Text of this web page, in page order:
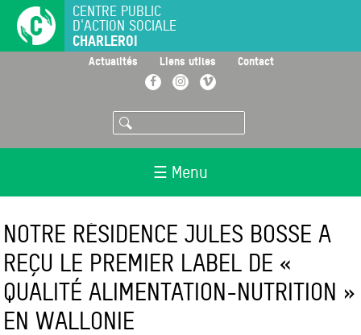
principal
CENTRE PUBLIC
D'ACTION SOCIALE
CHARLEROI
Actualités Liens utiles Contact
FacebookInstagramVimeo
Rechercher
☰ Menu
NOTRE RÉSIDENCE JULES BOSSE A
REÇU LE PREMIER LABEL DE «
QUALITÉ ALIMENTATION-NUTRITION »
EN WALLONIE